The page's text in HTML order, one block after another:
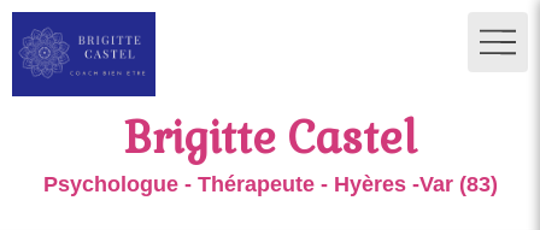
Brigitte Castel
Psychologue - Thérapeute - Hyères -Var (83)